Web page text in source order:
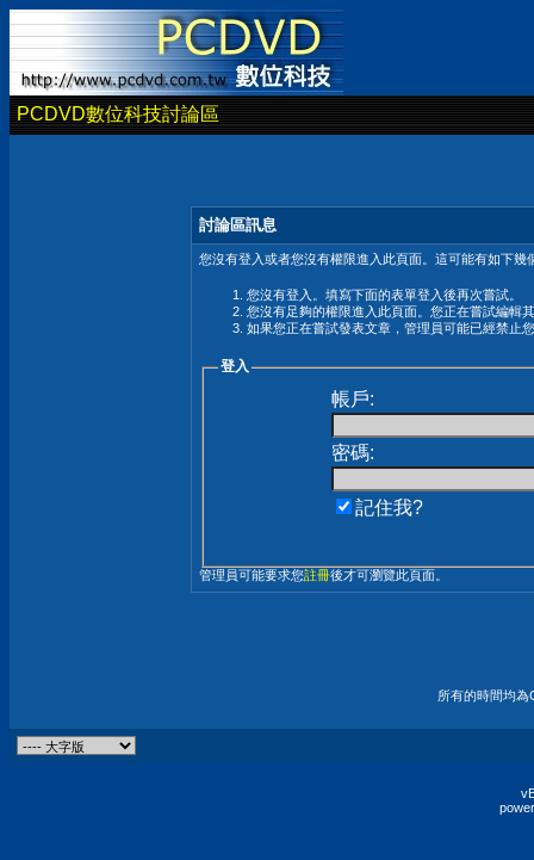
PCDVD數位科技討論區
討論區訊息
您沒有登入或者您沒有權限進入此頁面。這可能有如下幾
您沒有登入。填寫下面的表單登入後再次嘗試。
您沒有足夠的權限進入此頁面。您正在嘗試編輯
如果您正在嘗試發表文章，管理員可能已經禁止
登入
帳戶:
密碼:
記住我?
管理員可能要求您註冊後才可瀏覽此頁面。
所有的時間均為